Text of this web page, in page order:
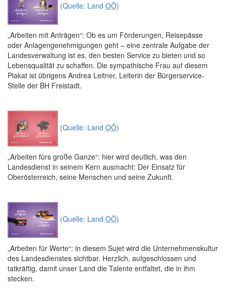
(Quelle: Land OÖ)
„Arbeiten mit Anträgen“: Ob es um Förderungen, Reisepässe
oder Anlagengenehmigungen geht – eine zentrale Aufgabe der
Landesverwaltung ist es, den besten Service zu bieten und so
Lebensqualität zu schaffen. Die sympathische Frau auf diesem
Plakat ist übrigens Andrea Leitner, Leiterin der Bürgerservice-
Stelle der BH Freistadt.
(Quelle: Land OÖ)
„Arbeiten fürs große Ganze“: hier wird deutlich, was den
Landesdienst in seinem Kern ausmacht: Der Einsatz für
Oberösterreich, seine Menschen und seine Zukunft.
(Quelle: Land OÖ)
„Arbeiten für Werte“: in diesem Sujet wird die Unternehmenskultur
des Landesdienstes sichtbar. Herzlich, aufgeschlossen und
tatkräftig, damit unser Land die Talente entfaltet, die in ihm
stecken.